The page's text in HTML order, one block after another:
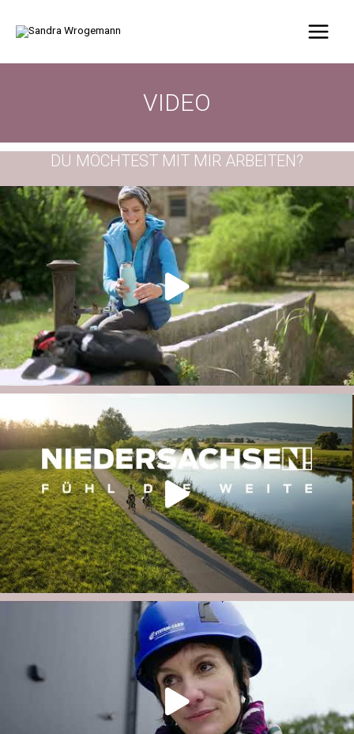
VIDEO
DU MÖCHTEST MIT MIR ARBEITEN?